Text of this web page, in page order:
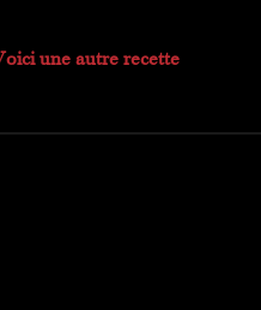
une autre recette